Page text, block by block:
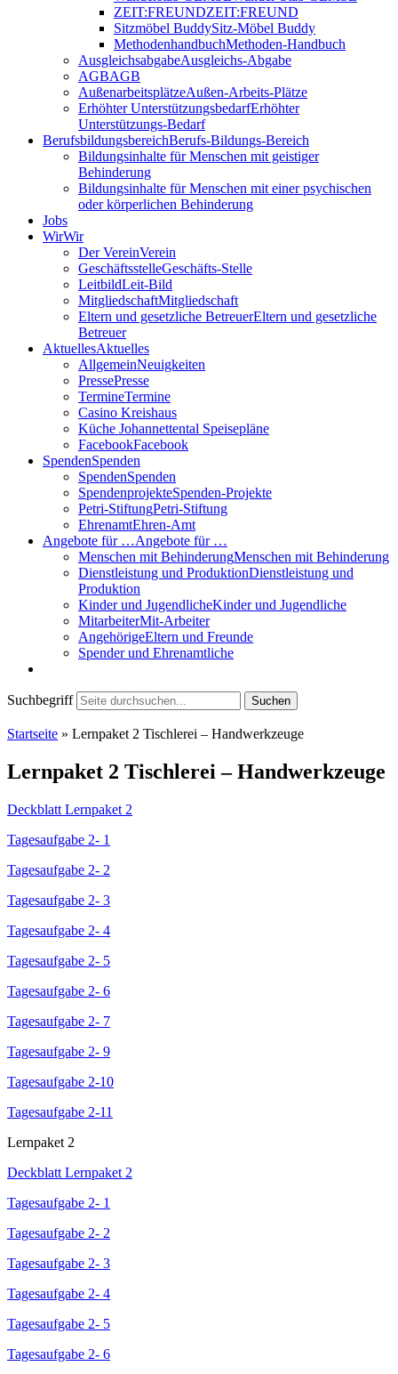
ZEIT:FREUNDZEIT:FREUND
Sitzmöbel BuddySitz-Möbel Buddy
MethodenhandbuchMethoden-Handbuch
AusgleichsabgabeAusgleichs-Abgabe
AGBAGB
AußenarbeitsplätzeAußen-Arbeits-Plätze
Erhöhter UnterstützungsbedarfErhöhter
Unterstützungs-Bedarf
BerufsbildungsbereichBerufs-Bildungs-Bereich
Bildungsinhalte für Menschen mit geistiger
Behinderung
Bildungsinhalte für Menschen mit einer psychischen
oder körperlichen Behinderung
Jobs
WirWir
Der VereinVerein
GeschäftsstelleGeschäfts-Stelle
LeitbildLeit-Bild
MitgliedschaftMitgliedschaft
Eltern und gesetzliche BetreuerEltern und gesetzliche
Betreuer
AktuellesAktuelles
AllgemeinNeuigkeiten
PressePresse
TermineTermine
Casino Kreishaus
Küche Johannettental Speisepläne
FacebookFacebook
SpendenSpenden
SpendenSpenden
SpendenprojekteSpenden-Projekte
Petri-StiftungPetri-Stiftung
EhrenamtEhren-Amt
Angebote für …Angebote für …
Menschen mit BehinderungMenschen mit Behinderung
Dienstleistung und ProduktionDienstleistung und
Produktion
Kinder und JugendlicheKinder und Jugendliche
MitarbeiterMit-Arbeiter
AngehörigeEltern und Freunde
Spender und Ehrenamtliche
Suchbegriff Suchen
Startseite » Lernpaket 2 Tischlerei – Handwerkzeuge
Lernpaket 2 Tischlerei – Handwerkzeuge
Deckblatt Lernpaket 2
Tagesaufgabe 2- 1
Tagesaufgabe 2- 2
Tagesaufgabe 2- 3
Tagesaufgabe 2- 4
Tagesaufgabe 2- 5
Tagesaufgabe 2- 6
Tagesaufgabe 2- 7
Tagesaufgabe 2- 9
Tagesaufgabe 2-10
Tagesaufgabe 2-11
Lernpaket 2
Deckblatt Lernpaket 2
Tagesaufgabe 2- 1
Tagesaufgabe 2- 2
Tagesaufgabe 2- 3
Tagesaufgabe 2- 4
Tagesaufgabe 2- 5
Tagesaufgabe 2- 6